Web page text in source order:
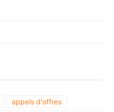
appels d'offres